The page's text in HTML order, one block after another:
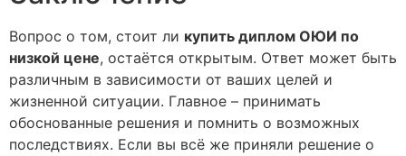
Вопрос о том, стоит ли купить диплом ОЮИ по
низкой цене, остаётся открытым. Ответ может быть
различным в зависимости от ваших целей и
жизненной ситуации. Главное – принимать
обоснованные решения и помнить о возможных
последствиях. Если вы всё же приняли решение о